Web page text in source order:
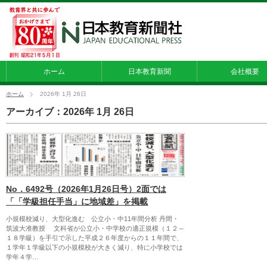
ホーム 日本教育新聞 会社概要
ホーム 2026年 1月 26日
アーカイブ：2026年 1月 26日
No．6492号（2026年1月26日号）2面では
「「学級担任手当」に地域差」を掲載
小規模校減り、大型化進む 公立小・中11年間分析 丹間・
筑波大准教授 文科省が公立小・中学校の適正規模（１２～
１８学級）を手引で示した平成２６年度からの１１年間で、
１学年１学級以下の小規模校が大きく減り、特に小学校では
学年４学…